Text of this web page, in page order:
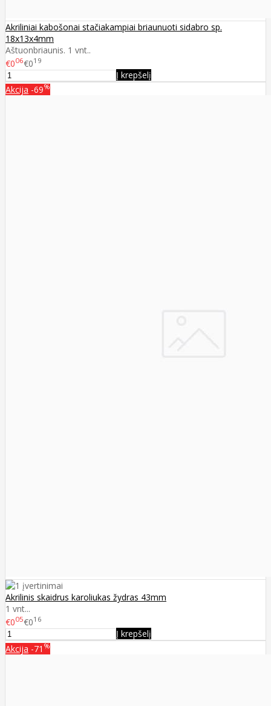
Akriliniai kabošonai stačiakampiai briaunuoti sidabro sp.
18x13x4mm
Aštuonbriaunis. 1 vnt..
€006€019
Į krepšelį
Akcija -69%
Akrilinis skaidrus karoliukas žydras 43mm
1 vnt...
€005€016
Į krepšelį
Akcija -71 %